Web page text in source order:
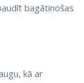
bagātinošas
kā ar